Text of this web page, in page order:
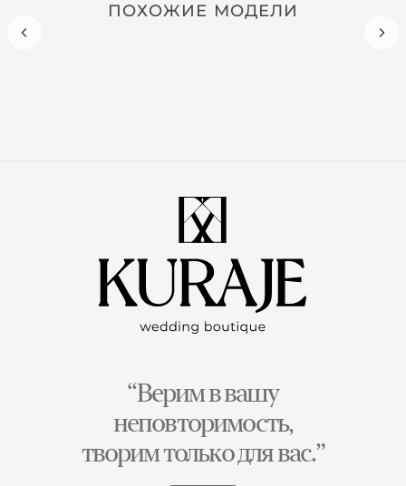
ПОХОЖИЕ МОДЕЛИ
“Верим в вашу
неповторимость,
творим только для вас.”